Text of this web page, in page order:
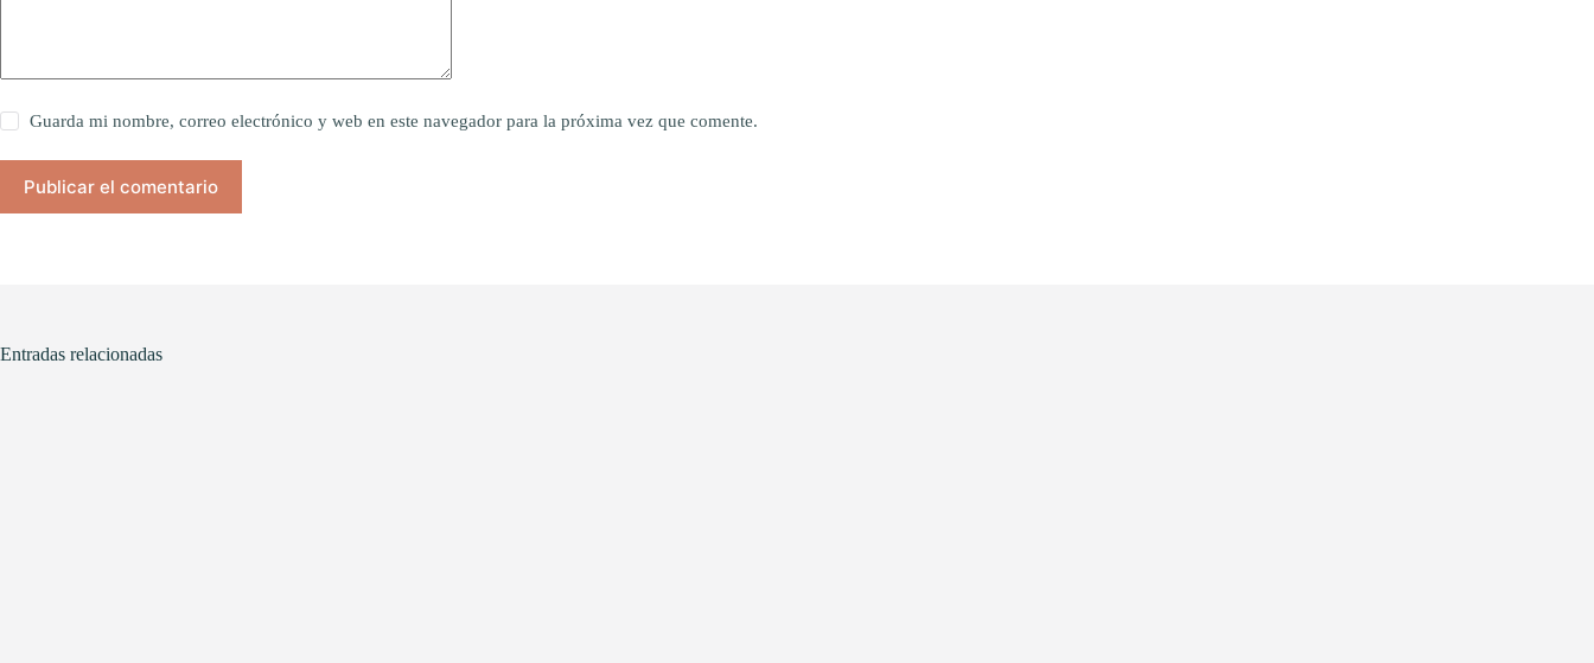
Guarda mi nombre, correo electrónico y web en este navegador para la próxima vez que comente.
Publicar el comentario
Entradas relacionadas